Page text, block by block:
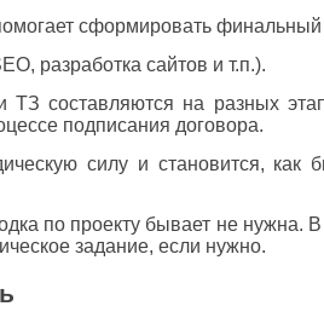
сформировать
разработка сайтов и т.п.).
ТЗ составляются на разных
подписания договора.
силу и становится, как
по проекту бывает не нужна.
задание, если нужно.